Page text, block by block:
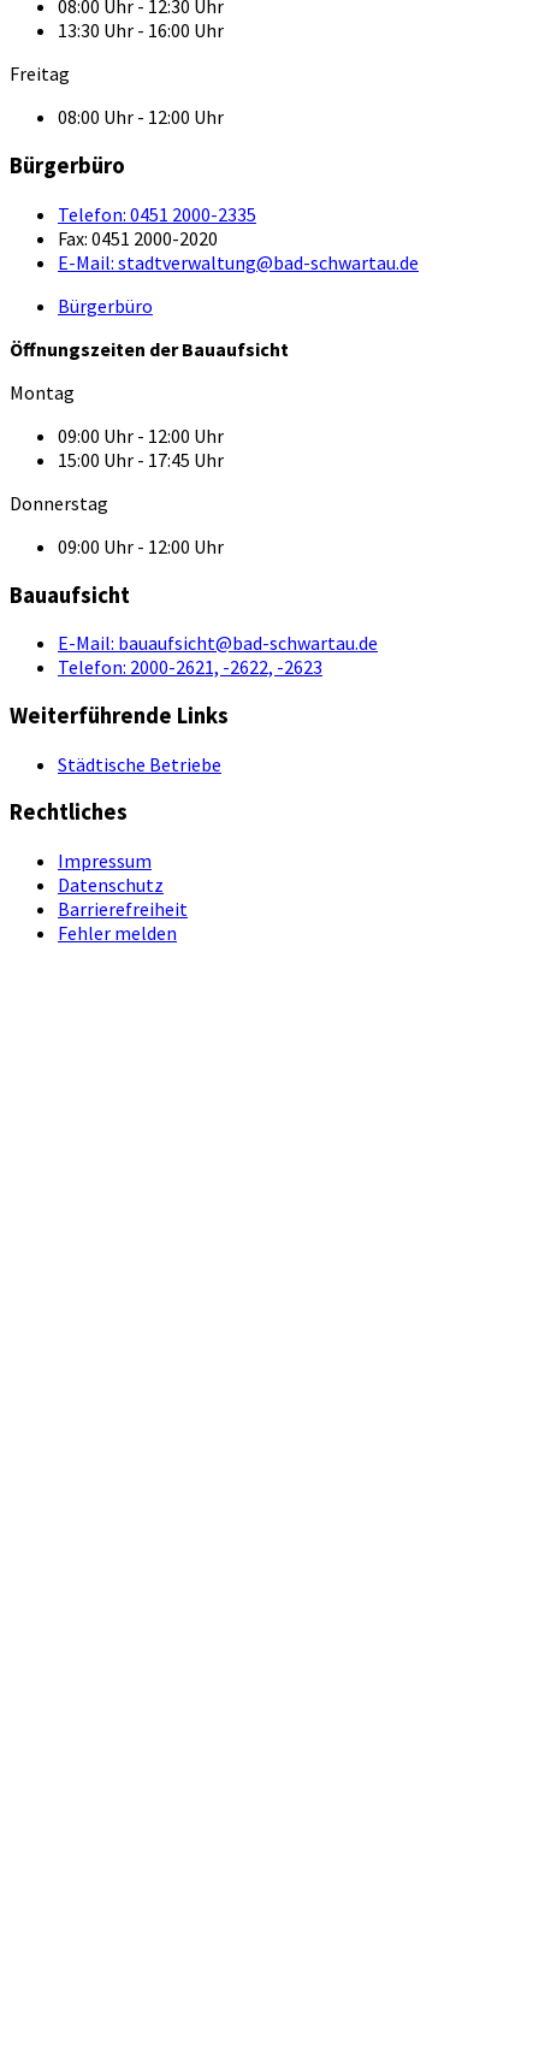
08:00 Uhr - 12:30 Uhr
13:30 Uhr - 16:00 Uhr
Freitag
08:00 Uhr - 12:00 Uhr
Bürgerbüro
Telefon: 0451 2000-2335
Fax: 0451 2000-2020
E-Mail: stadtverwaltung@bad-schwartau.de
Bürgerbüro
Öffnungszeiten der Bauaufsicht
Montag
09:00 Uhr - 12:00 Uhr
15:00 Uhr - 17:45 Uhr
Donnerstag
09:00 Uhr - 12:00 Uhr
Bauaufsicht
E-Mail: bauaufsicht@bad-schwartau.de
Telefon: 2000-2621, -2622, -2623
Weiterführende Links
Städtische Betriebe
Rechtliches
Impressum
Datenschutz
Barrierefreiheit
Fehler melden